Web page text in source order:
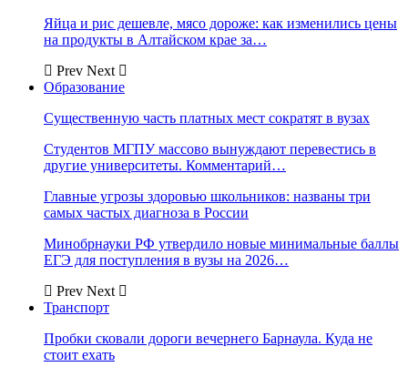
Яйца и рис дешевле, мясо дороже: как изменились цены
на продукты в Алтайском крае за…
Prev Next
Образование
Существенную часть платных мест сократят в вузах
Студентов МГПУ массово вынуждают перевестись в
другие университеты. Комментарий…
Главные угрозы здоровью школьников: названы три
самых частых диагноза в России
Минобрнауки РФ утвердило новые минимальные баллы
ЕГЭ для поступления в вузы на 2026…
Prev Next
Транспорт
Пробки сковали дороги вечернего Барнаула. Куда не
стоит ехать